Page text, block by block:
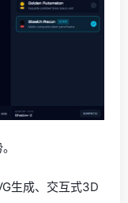
生成、交互式3D